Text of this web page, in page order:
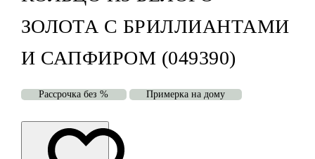
ЗОЛОТА С БРИЛЛИАНТАМИ
И САПФИРОМ (049390)
Рассрочка без % Примерка на дому